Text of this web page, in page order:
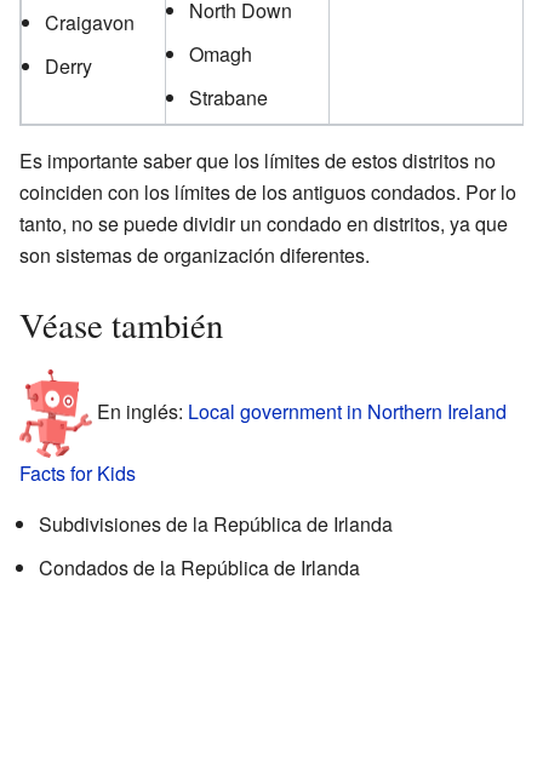
Craigavon
Derry
North Down
Omagh
Strabane
Es importante saber que los límites de estos distritos no
coinciden con los límites de los antiguos condados. Por lo
tanto, no se puede dividir un condado en distritos, ya que
son sistemas de organización diferentes.
Véase también
En inglés: Local government in Northern Ireland
Facts for Kids
Subdivisiones de la República de Irlanda
Condados de la República de Irlanda